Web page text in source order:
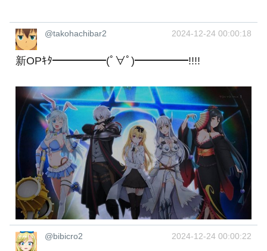
@takohachibar2 2024-12-24 00:00:18
新OPｷﾀ━━━━━(ﾟ∀ﾟ)━━━━━!!!!
@bibicro2 2024-12-24 00:00:22